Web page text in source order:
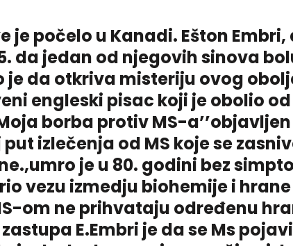
je počelo u Kanadi. Ešton
da jedan od njegovih sinova
je da otkriva misteriju ovog
engleski pisac koji je obolio od
borba protiv MS-a’’objavljen
izlečenja od MS koje se
je u 80. godini bez
vezu izmedju biohemije i
om ne prihvataju određenu
E.Embri je da se Ms